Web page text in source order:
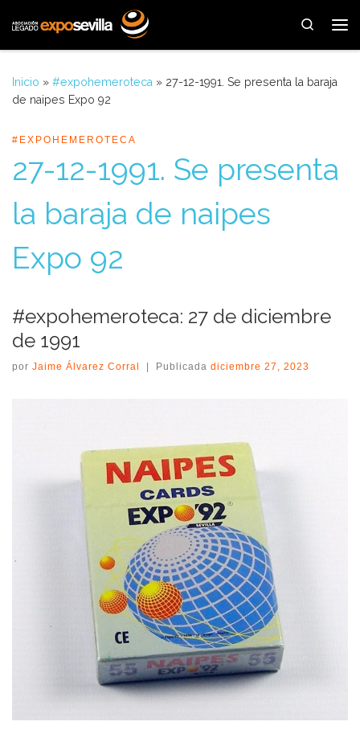
Saltar al contenido
Search
Inicio » #expohemeroteca » 27-12-1991. Se presenta la baraja
de naipes Expo 92
#EXPOHEMEROTECA
27-12-1991. Se presenta
la baraja de naipes
Expo 92
#expohemeroteca: 27 de diciembre
de 1991
por Jaime Álvarez Corral Publicada diciembre 27, 2023